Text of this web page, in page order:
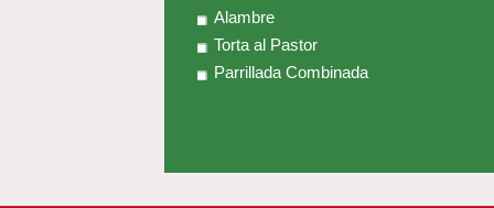
Alambre
Torta al Pastor
Parrillada Combinada